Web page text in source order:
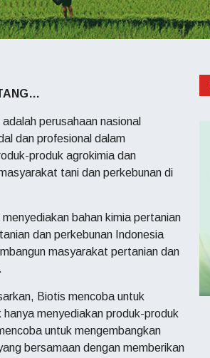
adalah perusahaan nasional
dan profesional dalam
produk agrokimia dan
tani dan perkebunan di
bahan kimia pertanian
dan perkebunan Indonesia
masyarakat pertanian dan
Biotis mencoba untuk
menyediakan produk-produk
untuk mengembangkan
bersamaan dengan memberikan